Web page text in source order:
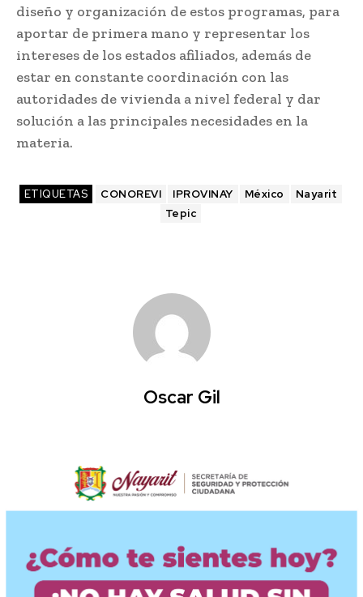
diseño y organización de estos programas, para
aportar de primera mano y representar los
intereses de los estados afiliados, además de
estar en constante coordinación con las
autoridades de vivienda a nivel federal y dar
solución a las principales necesidades en la
materia.
ETIQUETAS CONOREVI IPROVINAY México
Nayarit
Tepic
Oscar Gil